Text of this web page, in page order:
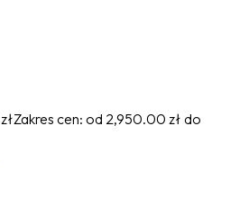
złZakres cen: od 2,950.00 zł do